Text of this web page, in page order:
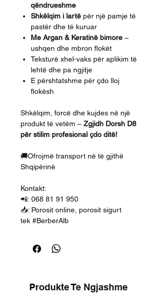
qëndrueshme
Shkëlqim i lartë për një pamje të
pastër dhe të kuruar
Me Argan & Keratinë bimore –
ushqen dhe mbron flokët
Teksturë xhel-vaks për aplikim të
lehtë dhe pa ngjitje
E përshtatshme për çdo lloj
flokësh
Shkëlqim, forcë dhe kujdes në një
produkt të vetëm – Zgjidh Dorsh D8
për stilim profesional çdo ditë!
🚚Ofrojmë transport në të gjithë
Shqipërinë
Kontakt:
📲: 068 81 91 950
📥: Porosit online, porosit sigurt
tek #BerberAlb
Produkte Te Ngjashme